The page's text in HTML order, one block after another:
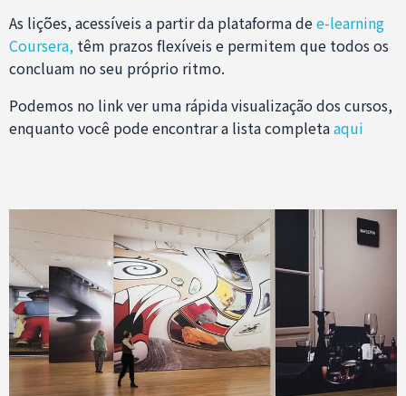
As lições, acessíveis a partir da plataforma dee-learning
Coursera, têm prazos flexíveis e permitem que todos os
concluam no seu próprio ritmo.
Podemos no link veruma rápida visualização dos cursos,
enquanto você pode encontrar a lista completaaqui